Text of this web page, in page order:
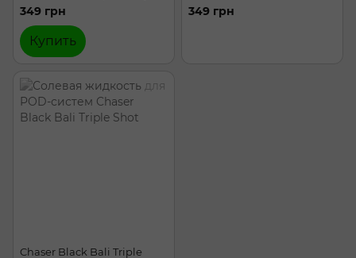
349 грн
Купить
349 грн
Chaser Black Bali Triple